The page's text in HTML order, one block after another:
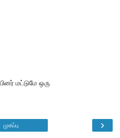
மட்டுமே ஒரு
›
முகப்பு